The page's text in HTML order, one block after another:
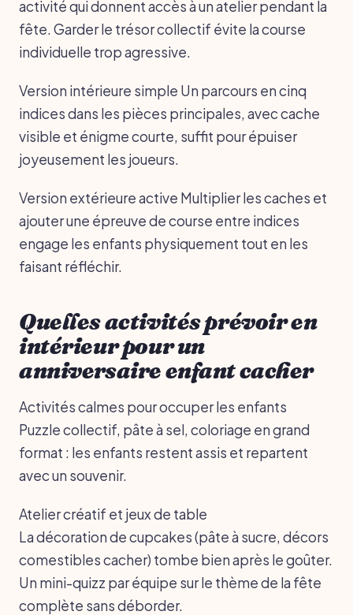
activité qui donnent accès à un atelier pendant la
fête. Garder le trésor collectif évite la course
individuelle trop agressive.
Version intérieure simple Un parcours en cinq
indices dans les pièces principales, avec cache
visible et énigme courte, suffit pour épuiser
joyeusement les joueurs.
Version extérieure active Multiplier les caches et
ajouter une épreuve de course entre indices
engage les enfants physiquement tout en les
faisant réfléchir.
Quelles activités prévoir en
intérieur pour un
anniversaire enfant cacher
Activités calmes pour occuper les enfants
Puzzle collectif, pâte à sel, coloriage en grand
format : les enfants restent assis et repartent
avec un souvenir.
Atelier créatif et jeux de table
La décoration de cupcakes (pâte à sucre, décors
comestibles cacher) tombe bien après le goûter.
Un mini-quizz par équipe sur le thème de la fête
complète sans déborder.